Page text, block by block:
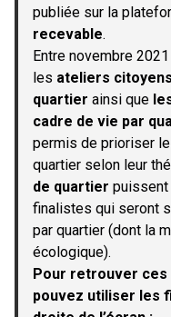
publiée sur la
recevable.
Entre novembre
les ateliers
quartier ainsi que
cadre de vie par
permis de prioriser
quartier selon leur
de quartier
finalistes qui seront
par quartier (dont la
écologique).
Pour retrouver ces
pouvez utiliser les